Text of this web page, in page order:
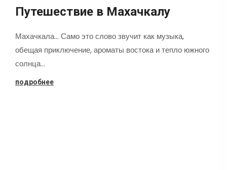
Путешествие в Махачкалу
Махачкала... Само это слово звучит как музыка,
обещая приключение, ароматы востока и тепло южного
солнца…
подробнее